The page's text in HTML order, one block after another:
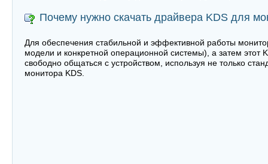
Почему нужно скачать драйвера KDS для
Для обеспечения стабильной и эффективной работы
модели и конкретной операционной системы), а затем
свободно общаться с устройством, используя не только
монитора KDS.